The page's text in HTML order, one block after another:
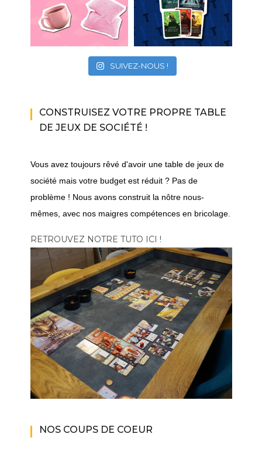
SUIVEZ-NOUS !
CONSTRUISEZ VOTRE PROPRE TABLE
DE JEUX DE SOCIÉTÉ !
Vous avez toujours rêvé d'avoir une table de jeux de
société mais votre budget est réduit ? Pas de
problème ! Nous avons construit la nôtre nous-
mêmes, avec nos maigres compétences en bricolage.
RETROUVEZ NOTRE TUTO ICI !
NOS COUPS DE COEUR